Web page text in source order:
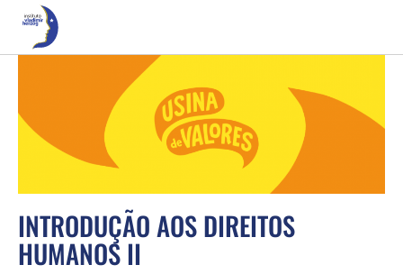
INTRODUÇÃO AOS DIREITOS
HUMANOS II